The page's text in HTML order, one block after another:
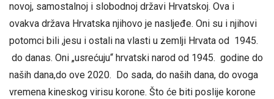
novoj, samostalnoj i slobodnoj državi Hrvatskoj. Ova i
ovakva država Hrvatska njihovo je nasljeđe. Oni su i njihovi
potomci bili ,jesu i ostali na vlasti u zemlji Hrvata od 1945.
do danas. Oni „usrećuju“ hrvatski narod od 1945. godine do
naših dana,do ove 2020. Do sada, do naših dana, do ovoga
vremena kineskog virisu korone. Što će biti poslije korone